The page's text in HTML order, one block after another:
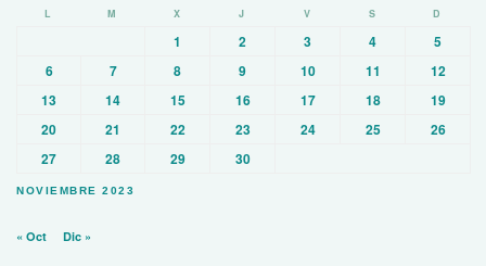
NOVIEMBRE 2023
L M X J V S D
1 2 3 4
5
6
7 8 9 10 11
12
13
14 15 16 17 18
19
20
21 22 23 24 25
26
27
28 29 30
« Oct Dic »